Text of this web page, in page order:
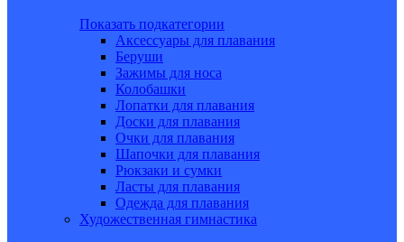
Показать подкатегории
Аксессуары для плавания
Беруши
Зажимы для носа
Колобашки
Лопатки для плавания
Доски для плавания
Очки для плавания
Шапочки для плавания
Рюкзаки и сумки
Ласты для плавания
Одежда для плавания
Художественная гимнастика